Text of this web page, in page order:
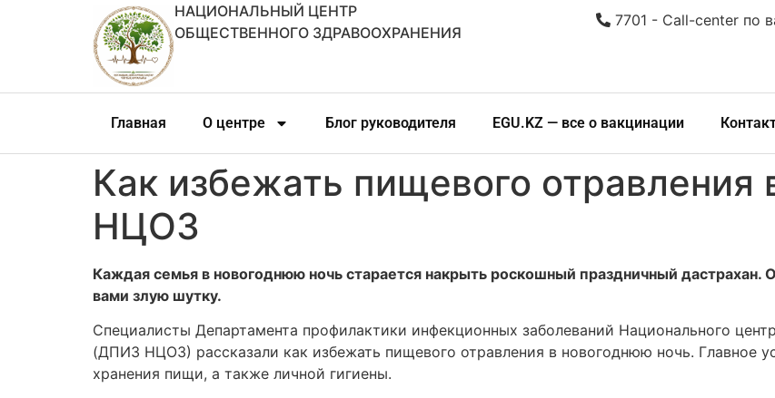
НАЦИОНАЛЬНЫЙ ЦЕНТР
ОБЩЕСТВЕННОГО ЗДРАВООХРАНЕНИЯ
7701 - Call-center по
Главная О центре Блог руководителя EGU.KZ — все о вакцинации
Как избежать пищевого
НЦОЗ
Каждая семья в новогоднюю ночь старается накрыть роскошный праздничный дастрахан.
вами злую шутку.
Специалисты Департамента профилактики инфекционных заболеваний Национального
(ДПИЗ НЦОЗ) рассказали как избежать пищевого отравления в новогоднюю ночь. Главное
хранения пищи, а также личной гигиены.